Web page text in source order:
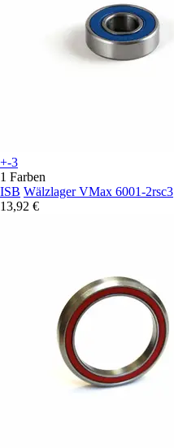
+-3
1 Farben
ISB Wälzlager VMax 6001-2rsc3
13,92 €